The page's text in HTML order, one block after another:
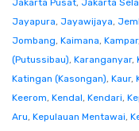
Jakarta Pusat, Jakarta
Jayapura, Jayawijaya,
Jombang, Kaimana, Kampar,
(Putussibau), Karanganyar,
Katingan (Kasongan), Kaur,
Keerom, Kendal, Kendari,
Aru, Kepulauan Mentawai,